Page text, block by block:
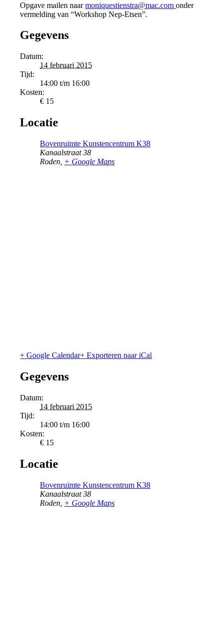
Opgave mailen naarmoniquestienstra@mac.comonder
vermelding van “Workshop Nep-Etsen”.
Gegevens
Datum:
14 februari 2015
Tijd:
14:00 t/m 16:00
Kosten:
€ 15
Locatie
Bovenruimte Kunstencentrum K38
Kanaalstraat 38
Roden + Google Maps
+ Google Calendar+ Exporteren naar iCal
Gegevens
Datum:
14 februari 2015
Tijd:
14:00 t/m 16:00
Kosten:
€ 15
Locatie
Bovenruimte Kunstencentrum K38
Kanaalstraat 38
Roden + Google Maps